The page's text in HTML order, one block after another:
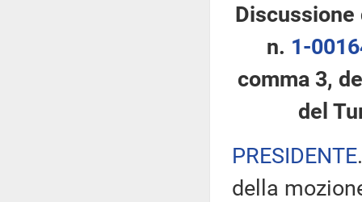
n. 1-
comma 3,
del
PRESIDENTE
della